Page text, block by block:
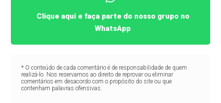
Clique aqui e faça parte do nosso grupo no
WhatsApp
* O conteúdo de cada comentário é de responsabilidade de quem
realizá-lo. Nos reservamos ao direito de reprovar ou eliminar
comentários em desacordo com o propósito do site ou que
contenham palavras ofensivas.